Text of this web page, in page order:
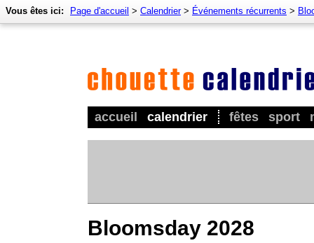
accueil calendrier fêtes sport
Vous êtes ici: Page d'accueil > Calendrier> Événements récurrents >
Bloomsday 2028